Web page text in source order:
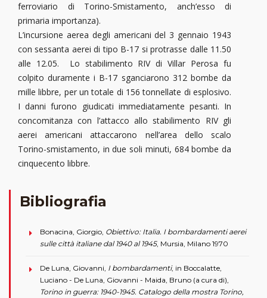
ferroviario di Torino-Smistamento, anch’esso di
primaria importanza).
L’incursione aerea degli americani del 3 gennaio 1943
con sessanta aerei di tipo B-17 si protrasse dalle 11.50
alle 12.05. Lo stabilimento RIV di Villar Perosa fu
colpito duramente i B-17 sganciarono 312 bombe da
mille libbre, per un totale di 156 tonnellate di esplosivo.
I danni furono giudicati immediatamente pesanti. In
concomitanza con l’attacco allo stabilimento RIV gli
aerei americani attaccarono nell’area dello scalo
Torino-smistamento, in due soli minuti, 684 bombe da
cinquecento libbre.
Bibliografia
Bonacina, Giorgio, Obiettivo: Italia. I bombardamenti aerei
sulle città italiane dal 1940 al 1945, Mursia, Milano 1970
De Luna, Giovanni, I bombardamenti, in Boccalatte,
Luciano - De Luna, Giovanni - Maida, Bruno (a cura di),
Torino in guerra: 1940-1945. Catalogo della mostra Torino,